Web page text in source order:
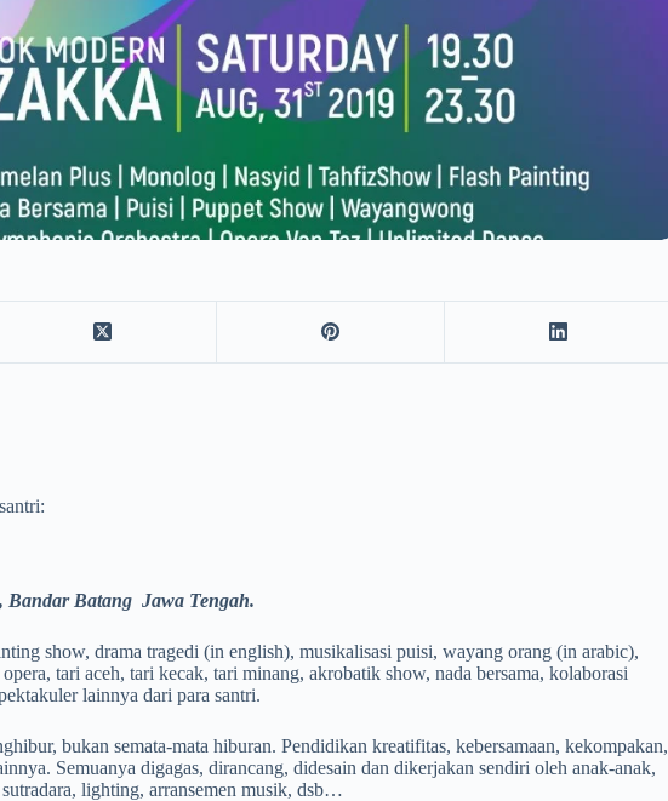
Bandar Batang Jawa Tengah.
show, drama tragedi (in english), musikalisasi puisi, wayang orang (in arabic),
tari aceh, tari kecak, tari minang, akrobatik show, nada bersama, kolaborasi
lainnya dari para santri.
bukan semata-mata hiburan. Pendidikan kreatifitas, kebersamaan, kekompakan,
Semuanya digagas, dirancang, didesain dan dikerjakan sendiri oleh anak-anak,
lighting, arransemen musik, dsb…